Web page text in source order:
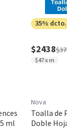
de caducidad
ml
35% dcto.
$2438
$47 x m
Nova
Toalla de
Doble